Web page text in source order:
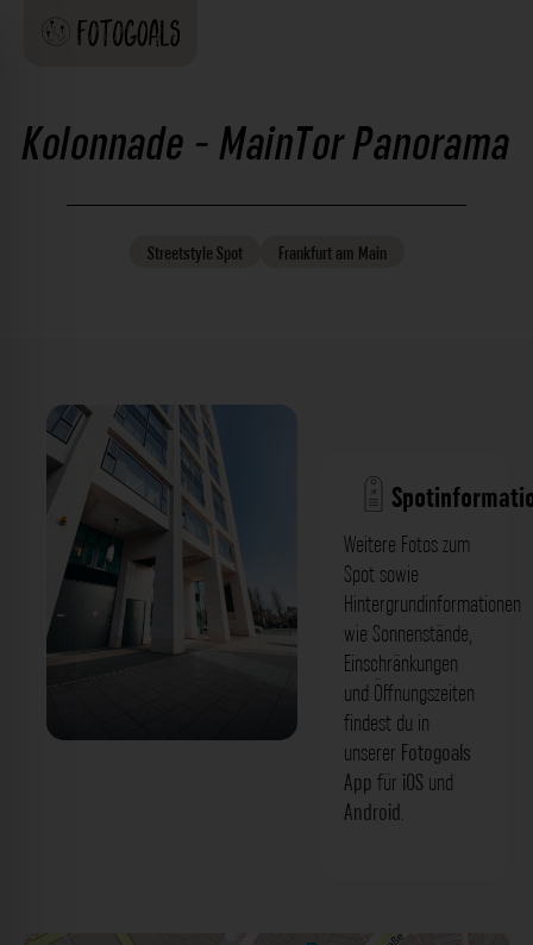
Kolonnade - MainTor Panorama
StreetstyleSpot Frankfurt am Main
Weitere Fotos zum
Spot sowie
Hintergrundinformationen
wie Sonnenstände,
Einschränkungen
und Öffnungszeiten
findest du in
unserer Fotogoals
App für iOS und
Android.